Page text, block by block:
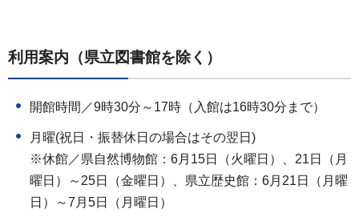
利用案内（県立図書館を除く）
開館時間／9時30分～17時（入館は16時30分まで）
月曜(祝日・振替休日の場合はその翌日)
※休館／県自然博物館：6月15日（火曜日）、21日（月
曜日）～25日（金曜日）、県立歴史館：6月21日（月曜
日）～7月5日（月曜日）